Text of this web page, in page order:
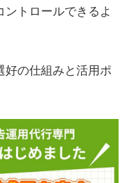
トロールできるよ
の仕組みと活用ポ